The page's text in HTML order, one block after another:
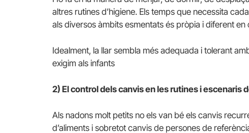
altres rutines d’higiene. Els temps que necessita
als diversos àmbits esmentats és pròpia i diferent
Idealment, la llar sembla més adequada i tolerant
exigim als infants
2) El control dels canvis en les rutines i escenaris
Als nadons molt petits no els van bé els canvis
d’aliments i sobretot canvis de persones de